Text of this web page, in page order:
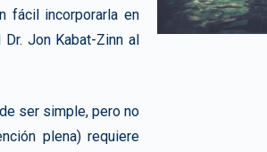
fácil incorporarla en
Jon Kabat-Zinn al
ser simple, pero no
plena) requiere